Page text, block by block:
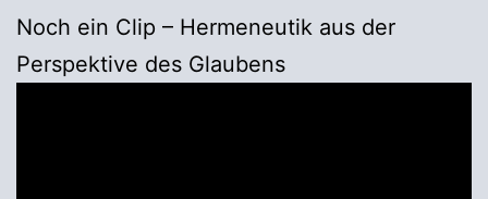
Noch ein Clip – Hermeneutik aus der
Perspektive des Glaubens